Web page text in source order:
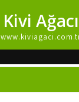
Kivi Ağacı